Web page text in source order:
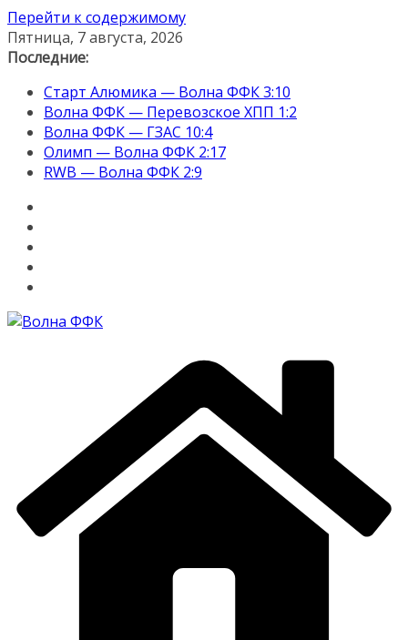
Перейти к содержимому
Пятница, 7 августа, 2026
Последние:
Старт Алюмика — Волна ФФК 3:10
Волна ФФК — Перевозское ХПП 1:2
Волна ФФК — ГЗАС 10:4
Олимп — Волна ФФК 2:17
RWB — Волна ФФК 2:9